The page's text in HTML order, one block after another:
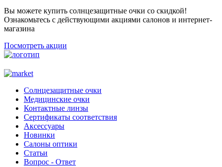
Вы можете купить солнцезащитные очки со скидкой!
Ознакомьтесь с действующими акциями салонов и интернет-
магазина
Посмотреть акции
Солнцезащитные очки
Медицинские очки
Контактные линзы
Сертификаты соответствия
Аксессуары
Новинки
Салоны оптики
Статьи
Вопрос - Ответ